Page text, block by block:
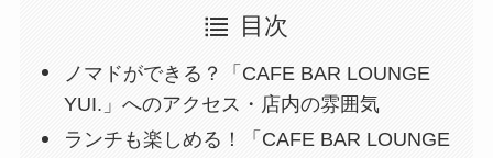
目次
ノマドができる？「CAFE BAR LOUNGE
YUI.」へのアクセス・店内の雰囲気
ランチも楽しめる！「CAFE BAR LOUNGE